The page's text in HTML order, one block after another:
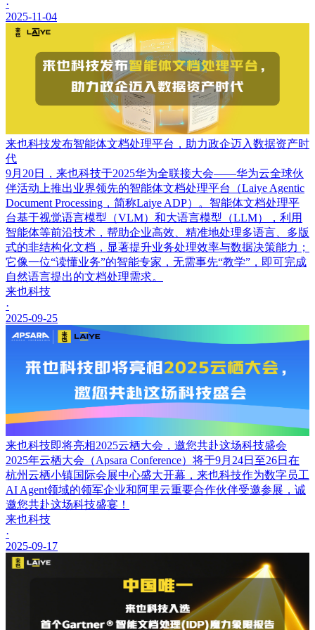
·
2025-11-04
来也科技发布智能体文档处理平台，助力政企迈入数据资产时
代
9月20日，来也科技于2025华为全联接大会——华为云全球伙
伴活动上推出业界领先的智能体文档处理平台（Laiye Agentic
Document Processing，简称Laiye ADP）。智能体文档处理平
台基于视觉语言模型（VLM）和大语言模型（LLM），利用
智能体等前沿技术，帮助企业高效、精准地处理多语言、多版
式的非结构化文档，显著提升业务处理效率与数据决策能力；
它像一位“读懂业务”的智能专家，无需事先“教学”，即可完成
自然语言提出的文档处理需求。
来也科技
·
2025-09-25
来也科技即将亮相2025云栖大会，邀您共赴这场科技盛会
2025年云栖大会（Apsara Conference）将于9月24日至26日在
杭州云栖小镇国际会展中心盛大开幕，来也科技作为数字员工
AI Agent领域的领军企业和阿里云重要合作伙伴受邀参展，诚
邀您共赴这场科技盛宴！
来也科技
·
2025-09-17